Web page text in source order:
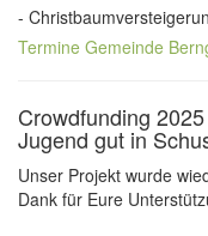
-
Termine Gemeinde
Crowdfunding
Jugend gut in
Unser Projekt wurde
Dank für Eure